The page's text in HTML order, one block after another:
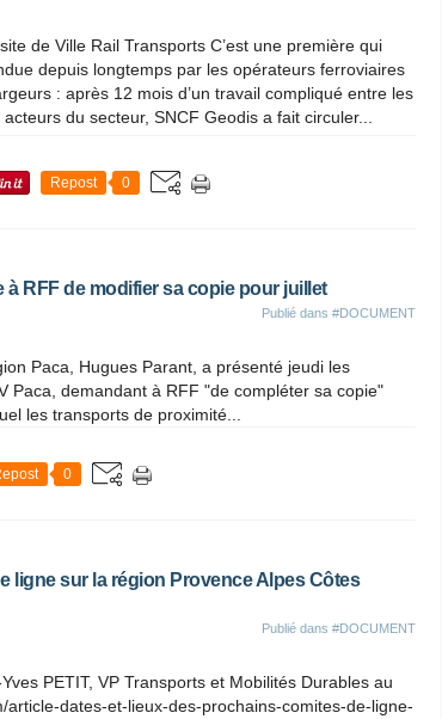
de Ville Rail Transports C’est une première qui
depuis longtemps par les opérateurs ferroviaires
: après 12 mois d’un travail compliqué entre les
du secteur, SNCF Geodis a fait circuler...
Repost 0
à RFF de modifier sa copie pour juillet
Publié dans #DOCUMENT
Paca, Hugues Parant, a présenté jeudi les
Paca, demandant à RFF "de compléter sa copie"
les transports de proximité...
0
ligne sur la région Provence Alpes Côtes
Publié dans #DOCUMENT
PETIT, VP Transports et Mobilités Durables au
article-dates-et-lieux-des-prochains-comites-de-ligne-